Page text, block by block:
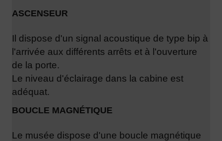
ASCENSEUR
Il dispose d'un signal acoustique de type bip à
l'arrivée aux différents arrêts et à l'ouverture
de la porte.
Le niveau d'éclairage dans la cabine est
adéquat.
BOUCLE MAGNÉTIQUE
Le musée dispose d'une boucle magnétique